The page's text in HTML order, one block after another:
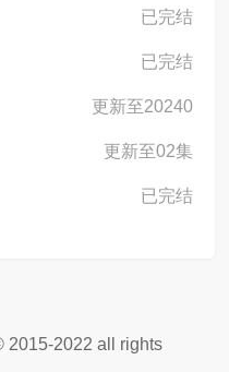
已完结
已完结
更新至20240
更新至02集
已完结
2015-2022 all rights